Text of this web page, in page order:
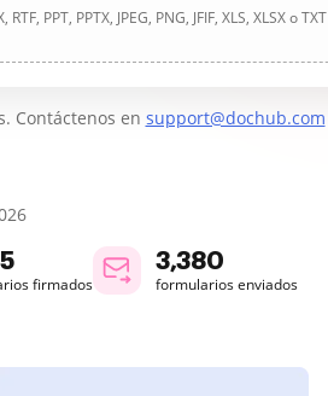
PPT, PPTX, JPEG, PNG, JFIF, XLS, XLSX o TXT
Contáctenos en support@dochub.com
firmados
3,381
formularios enviados